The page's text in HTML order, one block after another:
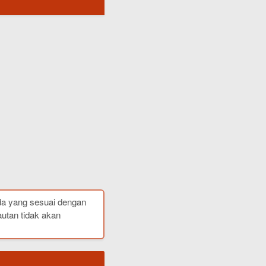
yang sesuai dengan
tidak akan